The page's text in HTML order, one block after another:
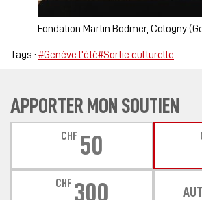
Fondation Martin Bodmer, Cologny
Tags : #Genève l'été#Sortie culturelle
APPORTER MON SOUTIEN
CHF 50
CHF 300